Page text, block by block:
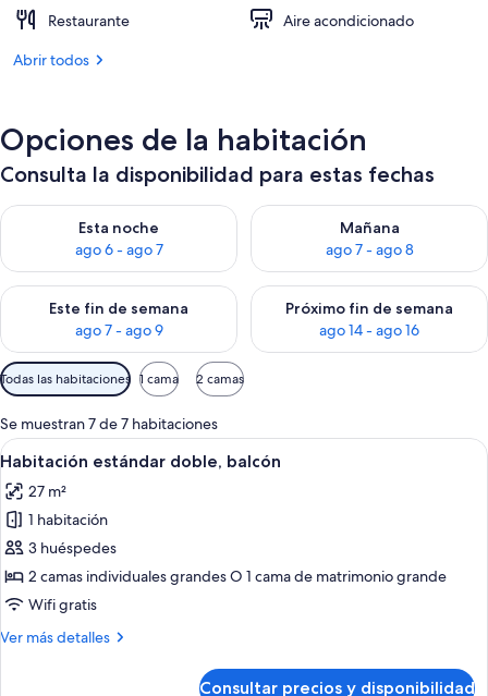
Restaurante
Aire acondicionado
Abrir todos
Opciones de la habitación
Consulta la disponibilidad para estas fechas
Esta noche
ago 6 - ago 7
Consulta la disponibilidad para esta noche, ago 6 - ago 7
Mañana
ago 7 - ago 8
Consulta la disponibilidad
Este fin de semana
ago 7 - ago 9
Consulta la disponibilidad para este fin de semana, ago 7 -
Próximo fin de semana
ago 14 - ago 16
Consulta la disponibilidad
Filtros
disponibles
para
las
habitaciones
Todas las habitaciones 1 cama 2 camas
Se muestran 7 de 7 habitaciones
Abrir
todas
las
fotos
de
Habitación
estándar
balcón
Habitación de hotel con cama,
3
Habitación estándar doble, balcón
27 m²
1 habitación
3 huéspedes
2 camas individuales grandes O 1 cama de matrimonio grande
Wifi gratis
Ver más detalles
Más
Consultar precios y disponibilidad